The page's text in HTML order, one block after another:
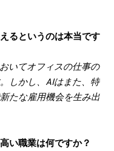
るというのは本当です
いてオフィスの仕事の
しかし、AIはまた、特
たな雇用機会を生み出
い職業は何ですか？